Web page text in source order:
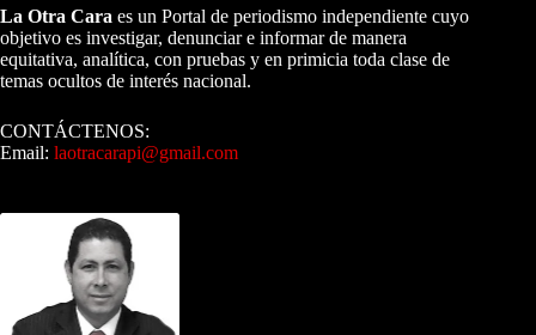
La Otra Cara es un Portal de periodismo independiente cuyo
objetivo es investigar, denunciar e informar de manera
equitativa, analítica, con pruebas y en primicia toda clase de
temas ocultos de interés nacional.
CONTÁCTENOS:
Email: laotracarapi@gmail.com